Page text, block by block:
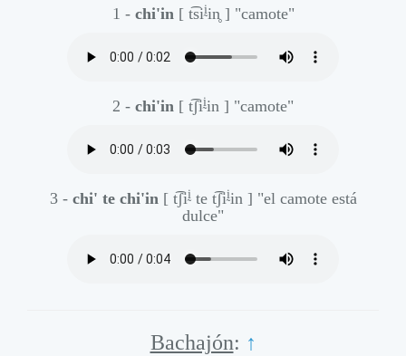
1 - chi'in [ t͡siḭin̥ ] "camote"
2 - chi'in [ t͡ʃiḭin ] "camote"
3 - chi' te chi'in [ t͡ʃiḭte t͡ʃiḭin ] "el camote está
dulce"
Bachajón: ↑